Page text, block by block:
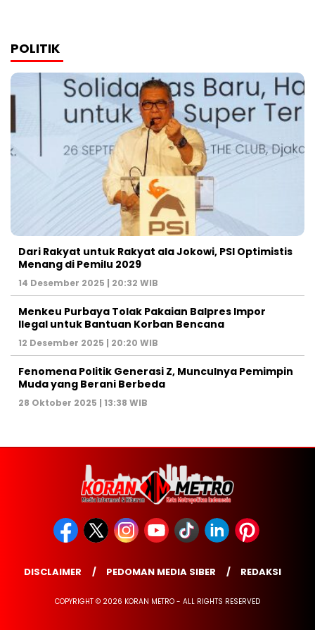
POLITIK
Dari Rakyat untuk Rakyat ala Jokowi, PSI Optimistis
Menang di Pemilu 2029
14 Desember 2025 | 20:32 WIB
Menkeu Purbaya Tolak Pakaian Balpres Impor
Ilegal untuk Bantuan Korban Bencana
12 Desember 2025 | 20:20 WIB
Fenomena Politik Generasi Z, Munculnya Pemimpin
Muda yang Berani Berbeda
28 Oktober 2025 | 13:38 WIB
DISCLAIMER PEDOMAN MEDIA SIBER REDAKSI
COPYRIGHT © 2026 KORAN METRO - ALL RIGHTS RESERVED